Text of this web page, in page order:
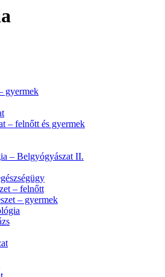
gyermek
– felnőtt és gyermek
– Belgyógyászat II.
– felnőtt
– gyermek